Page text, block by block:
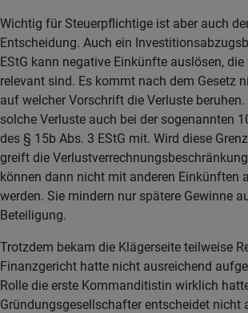
Wichtig für Steuerpflichtige ist aber auch
Entscheidung. Auch ein
EStG kann negative Einkünfte auslösen,
relevant sind. Es kommt nach dem Gesetz
auf welcher Vorschrift die Verluste
solche Verluste auch bei der sogenannten
des § 15b Abs. 3 EStG mit. Wird diese
greift die
können dann nicht mit anderen Einkünften
werden. Sie mindern nur spätere Gewinne
Beteiligung.
Trotzdem bekam die Klägerseite teilweise
Finanzgericht hatte nicht ausreichend
Rolle die erste Kommanditistin wirklich
Gründungsgesellschafter entscheidet nicht